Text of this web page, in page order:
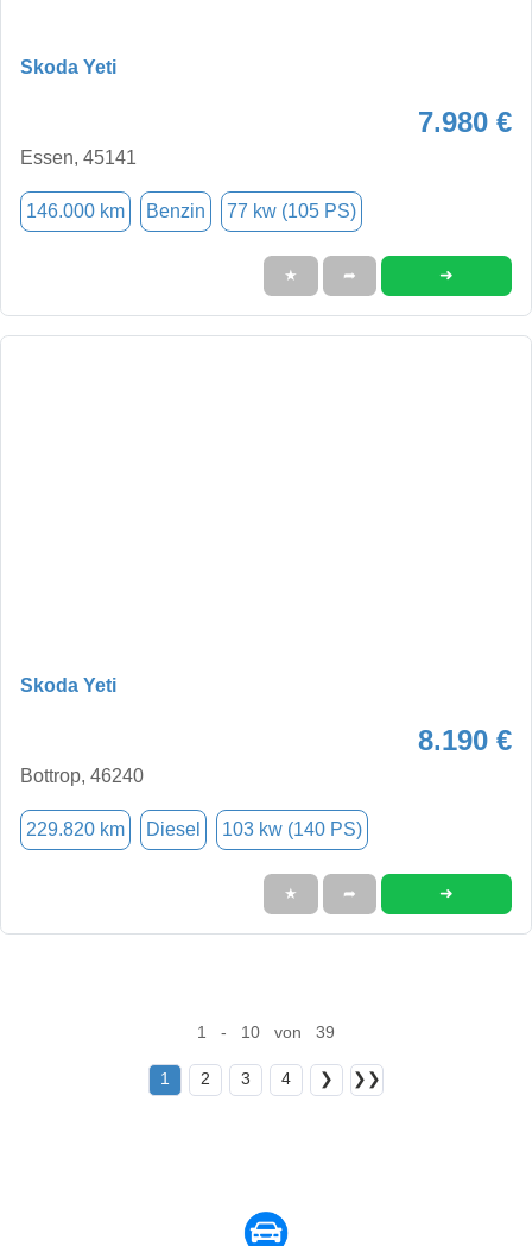
Skoda Yeti
7.980 €
Essen, 45141
146.000 km Benzin 77 kw (105 PS)
★ ➦ ➜
Skoda Yeti
8.190 €
Bottrop, 46240
229.820 km Diesel 103 kw (140 PS)
★ ➦ ➜
1 - 10 von 39
1 2 3 4 ❯ ❯❯